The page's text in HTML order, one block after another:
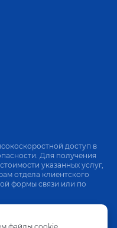
доступ в
Для получения
указанных услуг,
отдела клиентского
формы связи или по